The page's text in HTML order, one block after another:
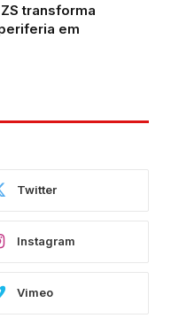
transforma
em
Twitter
Instagram
Vimeo